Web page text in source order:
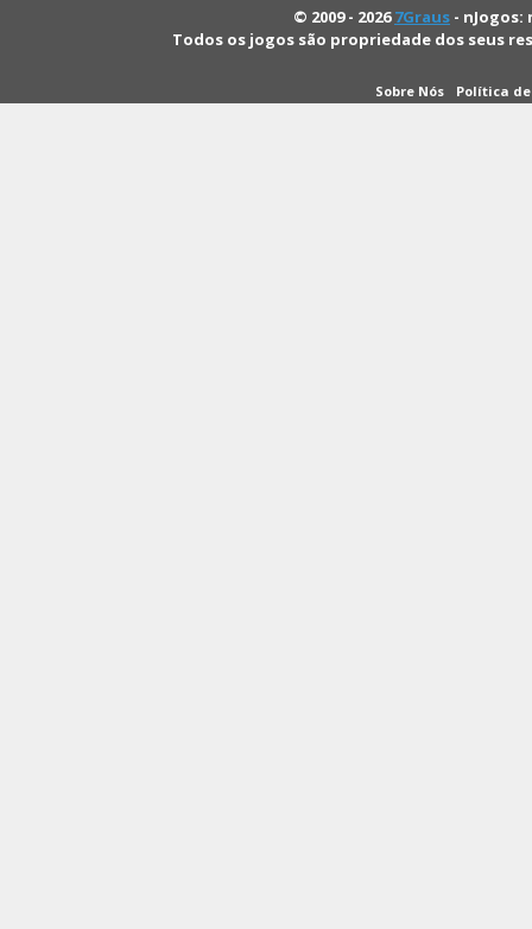
© 2009 - 20267Graus -
Todos os jogos são propriedade dos seus
Sobre Nós Política